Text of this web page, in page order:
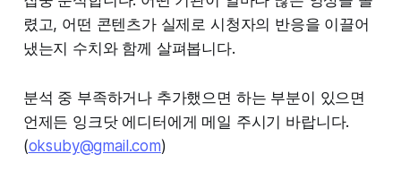
렸고, 어떤 콘텐츠가 실제로 시청자의 반응을 이끌어
냈는지 수치와 함께 살펴봅니다.
분석 중 부족하거나 추가했으면 하는 부분이 있으면
언제든 잉크닷 에디터에게 메일 주시기 바랍니다.
(oksuby@gmail.com)